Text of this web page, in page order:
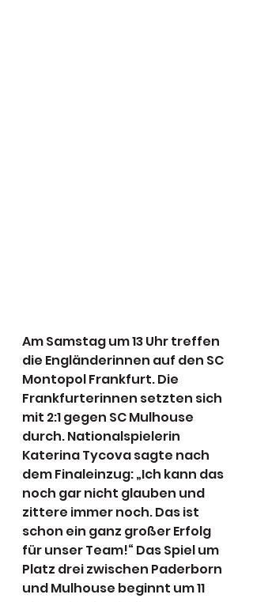
Am Samstag um 13 Uhr treffen
die Engländerinnen auf den SC
Montopol Frankfurt. Die
Frankfurterinnen setzten sich
mit 2:1 gegen SC Mulhouse
durch. Nationalspielerin
Katerina Tycova sagte nach
dem Finaleinzug: „Ich kann das
noch gar nicht glauben und
zittere immer noch. Das ist
schon ein ganz großer Erfolg
für unser Team!“ Das Spiel um
Platz drei zwischen Paderborn
und Mulhouse beginnt um 11